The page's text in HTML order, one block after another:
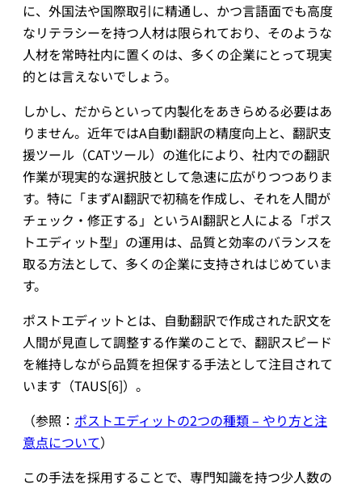
に、外国法や国際取引に精通し、かつ言語面でも高度
なリテラシーを持つ人材は限られており、そのような
人材を常時社内に置くのは、多くの企業にとって現実
的とは言えないでしょう。
しかし、だからといって内製化をあきらめる必要はあ
りません。近年ではA自動I翻訳の精度向上と、翻訳支
援ツール（CATツール）の進化により、社内での翻訳
作業が現実的な選択肢として急速に広がりつつありま
す。特に「まずAI翻訳で初稿を作成し、それを人間が
チェック・修正する」というAI翻訳と人による「ポス
トエディット型」の運用は、品質と効率のバランスを
取る方法として、多くの企業に支持されはじめていま
す。
ポストエディットとは、自動翻訳で作成された訳文を
人間が見直して調整する作業のことで、翻訳スピード
を維持しながら品質を担保する手法として注目されて
います（TAUS[6]）。
（参照： ポストエディットの2つの種類 – やり方と注
意点について）
この手法を採用することで、専門知識を持つ少人数の